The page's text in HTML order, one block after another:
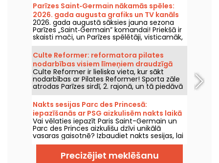
Parīzes Saint‑Germain nākamās spēles:
2026. gada augusta grafiks un TV kanāls
2026. gada augustā sāksies jauna sezona
Parīzes „Saint‑Germain” komandai! Priekšā ir
skaisti mači, un Parīzes spēlētāji, visticamāk,
turpinās vākt trofejas kopā ar Luisu Enriku.
Culte Reformer: reformatora pilates
nodarbības visiem līmeņiem draudzīgā
atmosfērā.
Culte Reformer ir lieliska vieta, kur sākt
nodarbības ar Pilates Reformer! Sporta zāle
atrodas Parīzes sirdī, 2. rajonā, un tā piedāvā
dažādu līmeņu Reformer Pilates nodarbības
siltā un viesmīlīgā vidē.
Nakts sesijas Parc des Princesā:
iepazīšanās ar PSG aizkulisēm nakts laikā
un svētku noskaņa ar DJ setiem
Vai vēlaties iepazīt Paris Saint-Germain un
Parc des Princes aizkulišu dzīvi unikālā
vasaras gaisotnē? Izbaudiet nakts sesijas, lai
stadionu varētu apmeklēt arī naktī un
piedzīvot daudz virkni festivālu pasākumu.
Šeit ir šīs vasaras 2026. gada programma!
Precizējiet meklēšanu